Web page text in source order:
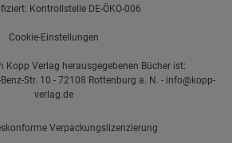
Kontrollstelle DE-ÖKO-006
Cookie-Einstellungen
Kopp Verlag herausgegebenen Bücher ist:
Str. 10 - 72108 Rottenburg a. N. - info@kopp-
verlag.de
Verpackungslizenzierung